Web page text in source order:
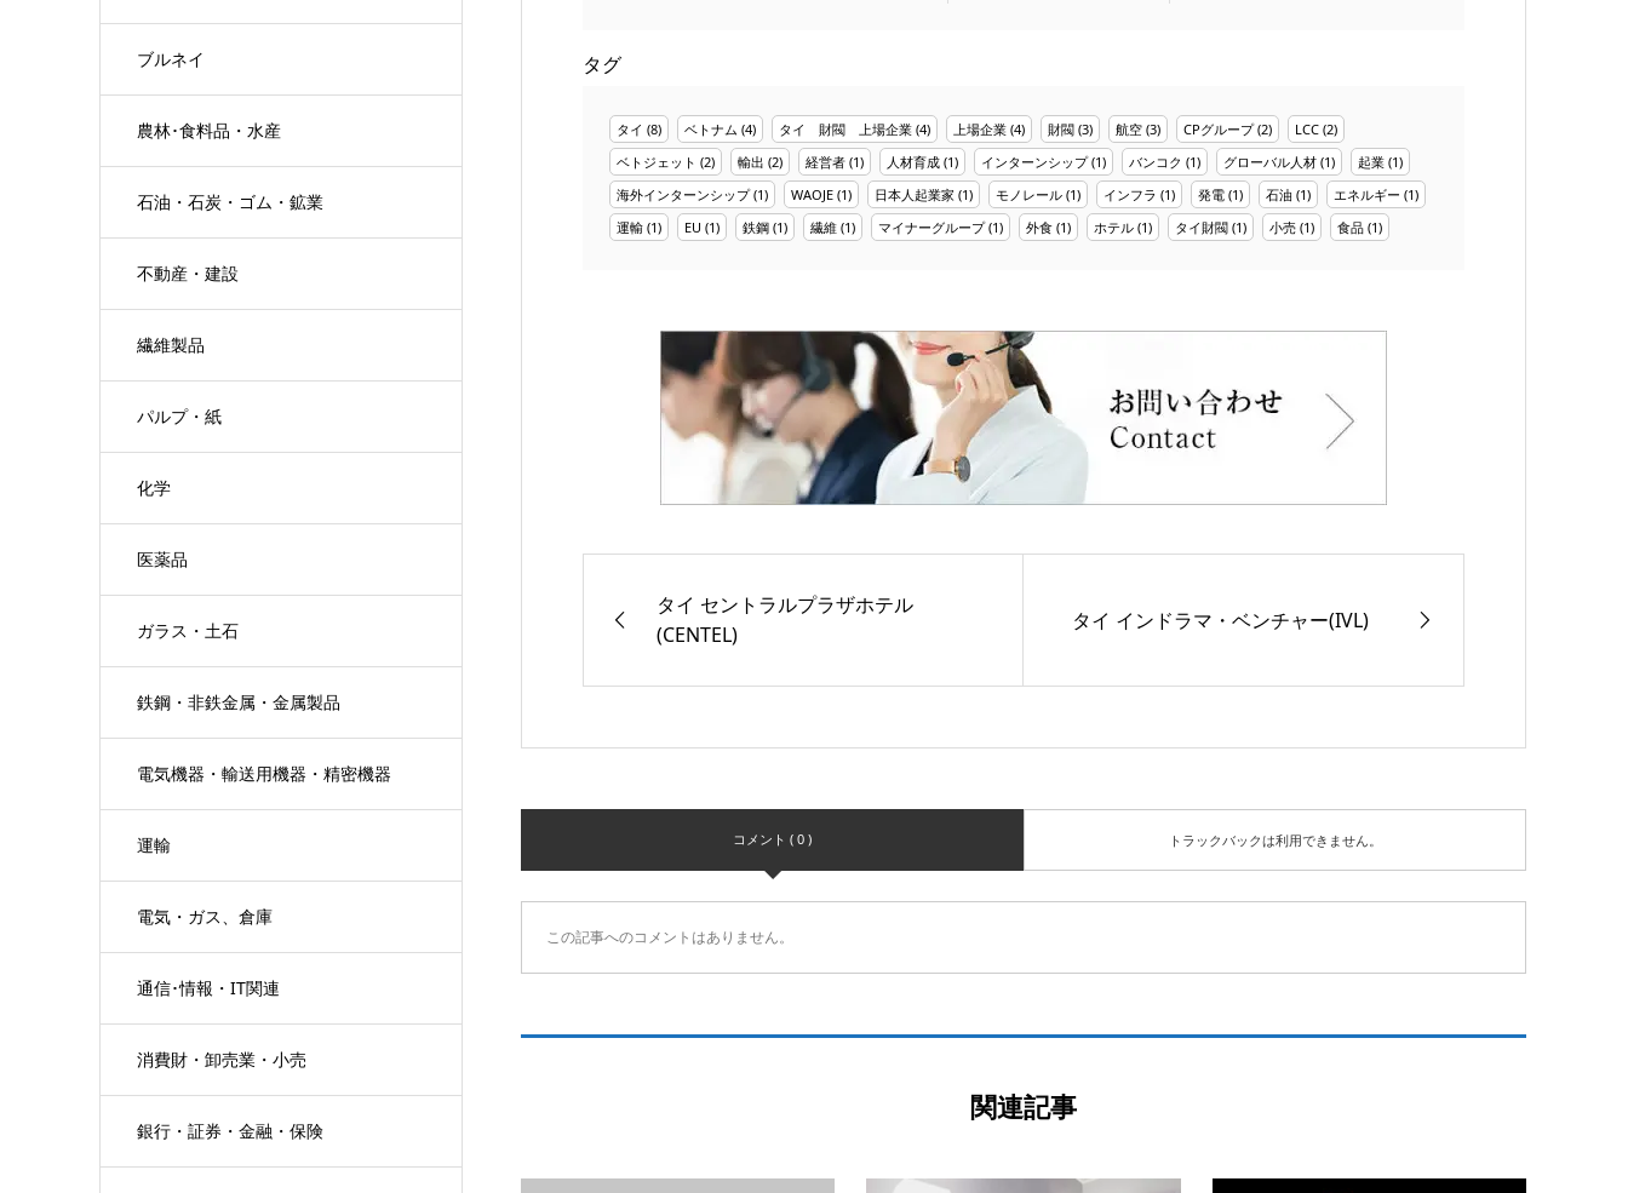
ブルネイ
農林･食料品・水産
石油・石炭・ゴム・鉱業
不動産・建設
繊維製品
パルプ・紙
化学
医薬品
ガラス・土石
鉄鋼・非鉄金属・金属製品
電気機器・輸送用機器・精密機器
運輸
電気・ガス、倉庫
通信･情報・IT関連
消費財・卸売業・小売
銀行・証券・金融・保険
タグ
タイ (8) ベトナム (4) タイ 財閥 上場企業 (4) 上場企業 (4) 財閥 (3) 航空 (3) CPグループ(2) LCC (2)
ベトジェット (2) 輸出 (2) 経営者 (1) 人材育成 (1) インターンシップ(1) バンコク (1) グローバル人材 (1) 起業 (1)
海外インターンシップ(1) WAOJE (1) 日本人起業家 (1) モノレール (1) インフラ (1) 発電 (1) 石油 (1) エネルギー (1)
運輸 (1) EU (1) 鉄鋼 (1) 繊維 (1) マイナーグループ(1) 外食 (1) ホテル (1) タイ財閥 (1) 小売 (1) 食品 (1)
タイ セントラルプラザホテル
(CENTEL)
タイ インドラマ・ベンチャー(IVL)
コメント ( 0 ) トラックバックは利用できません。
この記事へのコメントはありません。
関連記事